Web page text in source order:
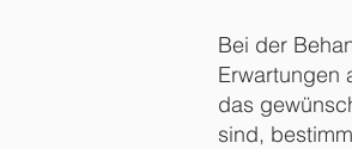
Bei der
Erwartungen
das
sind,